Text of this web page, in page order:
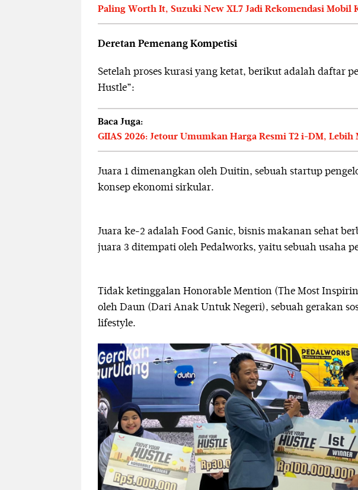
Paling Worth It, Suzuki New XL7 Jadi Rekomendasi Mobil
Deretan Pemenang Kompetisi
Setelah proses kurasi yang ketat, berikut adalah daftar
Hustle”:
Baca Juga:
GIIAS 2026: Jetour Umumkan Harga Resmi T2 i-DM, Lebih
Juara 1 dimenangkan oleh Duitin, sebuah startup
konsep ekonomi sirkular.
Juara ke-2 adalah Food Ganic, bisnis makanan sehat
juara 3 ditempati oleh Pedalworks, yaitu sebuah usaha
Tidak ketinggalan Honorable Mention (The Most
oleh Daun (Dari Anak Untuk Negeri), sebuah gerakan
lifestyle.